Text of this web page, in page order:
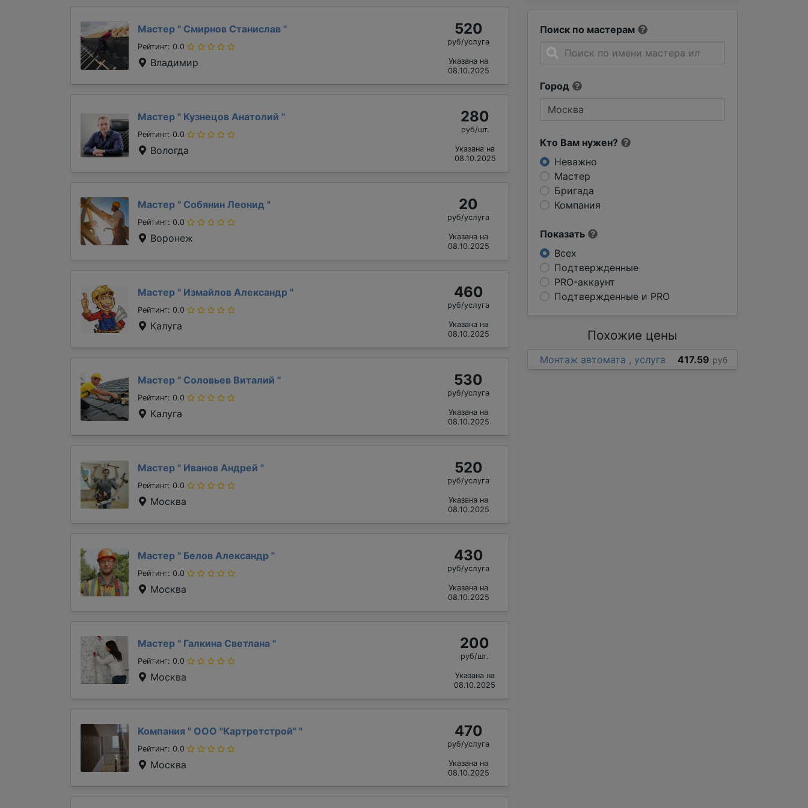
Поиск по мастерам
Город
Кто Вам нужен?
Неважно
Мастер
Бригада
Компания
Показать
Всех
Подтвержденные
PRO-аккаунт
Подтвержденные и PRO
Мастер " Смирнов Станислав "
Рейтинг: 0.0
Владимир
520
руб/услуга
Указана на
08.10.2025
Мастер " Кузнецов Анатолий "
Рейтинг: 0.0
Вологда
280
руб/шт.
Указана на
08.10.2025
Мастер " Собянин Леонид "
Рейтинг: 0.0
Воронеж
20
руб/услуга
Указана на
08.10.2025
Мастер " Измайлов Александр "
Рейтинг: 0.0
Калуга
460
руб/услуга
Указана на
08.10.2025
Мастер " Соловьев Виталий "
Рейтинг: 0.0
Калуга
530
руб/услуга
Указана на
08.10.2025
Мастер " Иванов Андрей "
Рейтинг: 0.0
Москва
520
руб/услуга
Указана на
08.10.2025
Мастер " Белов Александр "
Рейтинг: 0.0
Москва
430
руб/услуга
Указана на
08.10.2025
Мастер " Галкина Светлана "
Рейтинг: 0.0
Москва
200
руб/шт.
Указана на
08.10.2025
Компания " ООО "Картретстрой" "
Рейтинг: 0.0
Москва
470
руб/услуга
Указана на
08.10.2025
Похожие цены
Монтаж автомата , услуга 417.59 руб